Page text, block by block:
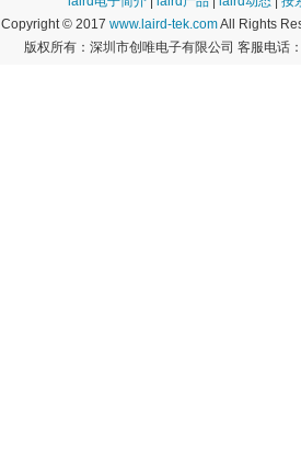
Copyright © 2017 www.laird-tek.comAll Rights
版权所有：深圳市创唯电子有限公司 客服电话